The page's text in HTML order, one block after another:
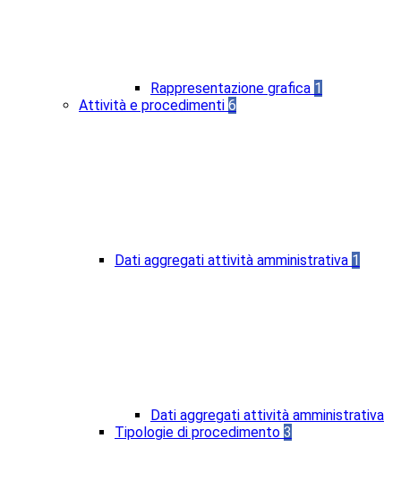
Rappresentazione grafica 1
Attività e procedimenti 6
Dati aggregati attività amministrativa 1
Dati aggregati attività amministrativa
Tipologie di procedimento 3